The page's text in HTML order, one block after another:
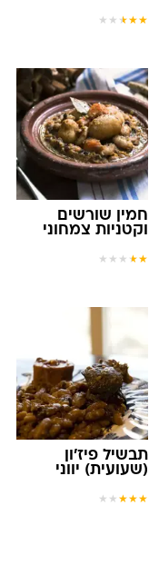
★
★
★
★
★
חמין שורשים
וקטניות צמחוני
★
★
★
★
★
תבשיל פיז'ון
(שעועית) יווני
★
★
★
★
★